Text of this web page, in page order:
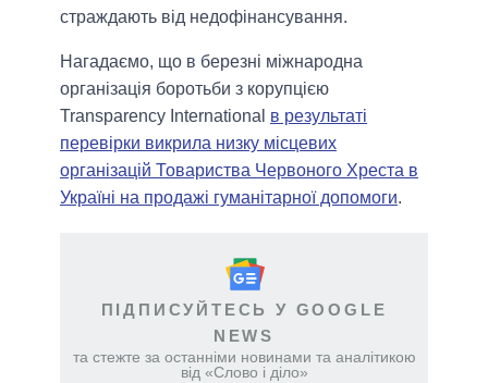
страждають від недофінансування.
Нагадаємо, що в березні міжнародна
організація боротьби з корупцією
Transparency International в результаті
перевірки викрила низку місцевих
організацій Товариства Червоного Хреста в
Україні на продажі гуманітарної допомоги.
ПІДПИСУЙТЕСЬ У GOOGLE
NEWS
та стежте за останніми новинами та аналітикою
від «Слово і діло»